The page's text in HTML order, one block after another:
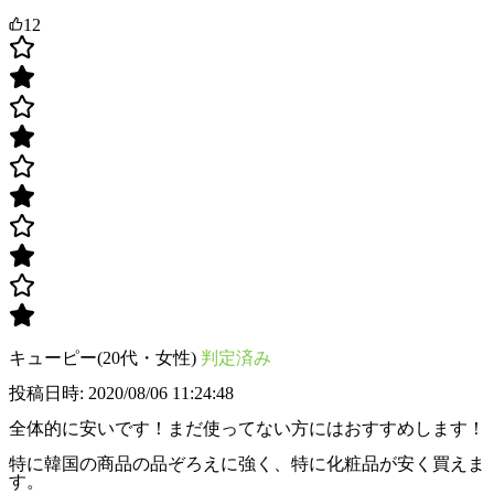
12
キューピー(20代・女性) 判定済み
投稿日時: 2020/08/06 11:24:48
全体的に安いです！まだ使ってない方にはおすすめします！
特に韓国の商品の品ぞろえに強く、特に化粧品が安く買えま
す。